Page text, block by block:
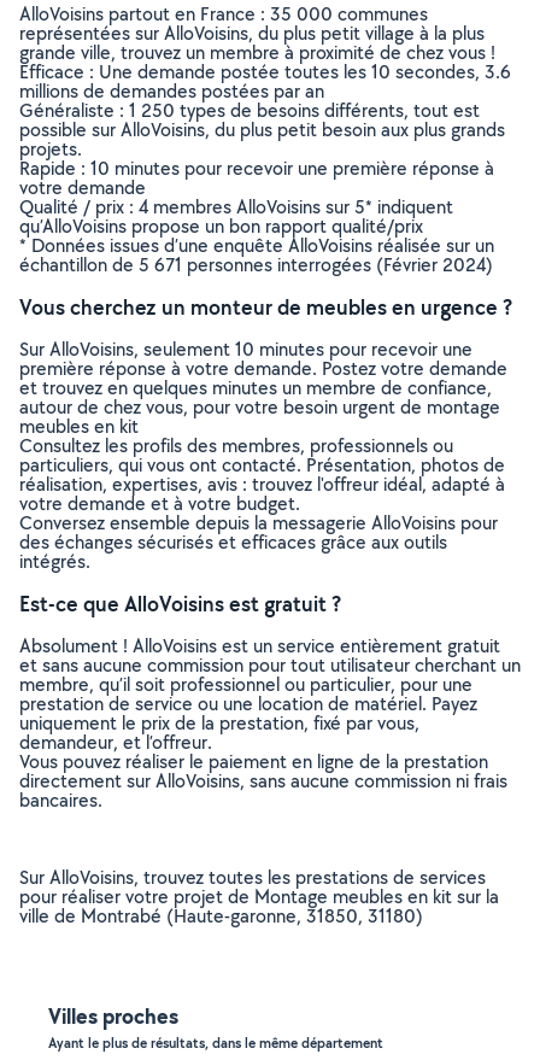
AlloVoisins partout en France : 35 000 communes
représentées sur AlloVoisins, du plus petit village à la plus
grande ville, trouvez un membre à proximité de chez vous !
Efficace : Une demande postée toutes les 10 secondes, 3.6
millions de demandes postées par an
Généraliste : 1 250 types de besoins différents, tout est
possible sur AlloVoisins, du plus petit besoin aux plus grands
projets.
Rapide : 10 minutes pour recevoir une première réponse à
votre demande
Qualité / prix : 4 membres AlloVoisins sur 5* indiquent
qu’AlloVoisins propose un bon rapport qualité/prix
* Données issues d’une enquête AlloVoisins réalisée sur un
échantillon de 5 671 personnes interrogées (Février 2024)
Vous cherchez un monteur de meubles en urgence ?
Sur AlloVoisins, seulement 10 minutes pour recevoir une
première réponse à votre demande. Postez votre demande
et trouvez en quelques minutes un membre de confiance,
autour de chez vous, pour votre besoin urgent de montage
meubles en kit
Consultez les profils des membres, professionnels ou
particuliers, qui vous ont contacté. Présentation, photos de
réalisation, expertises, avis : trouvez l'offreur idéal, adapté à
votre demande et à votre budget.
Conversez ensemble depuis la messagerie AlloVoisins pour
des échanges sécurisés et efficaces grâce aux outils
intégrés.
Est-ce que AlloVoisins est gratuit ?
Absolument ! AlloVoisins est un service entièrement gratuit
et sans aucune commission pour tout utilisateur cherchant un
membre, qu’il soit professionnel ou particulier, pour une
prestation de service ou une location de matériel. Payez
uniquement le prix de la prestation, fixé par vous,
demandeur, et l’offreur.
Vous pouvez réaliser le paiement en ligne de la prestation
directement sur AlloVoisins, sans aucune commission ni frais
bancaires.
Sur AlloVoisins, trouvez toutes les prestations de services
pour réaliser votre projet de Montage meubles en kit sur la
ville de Montrabé (Haute-garonne, 31850, 31180)
Villes proches
Ayant le plus de résultats, dans le même département